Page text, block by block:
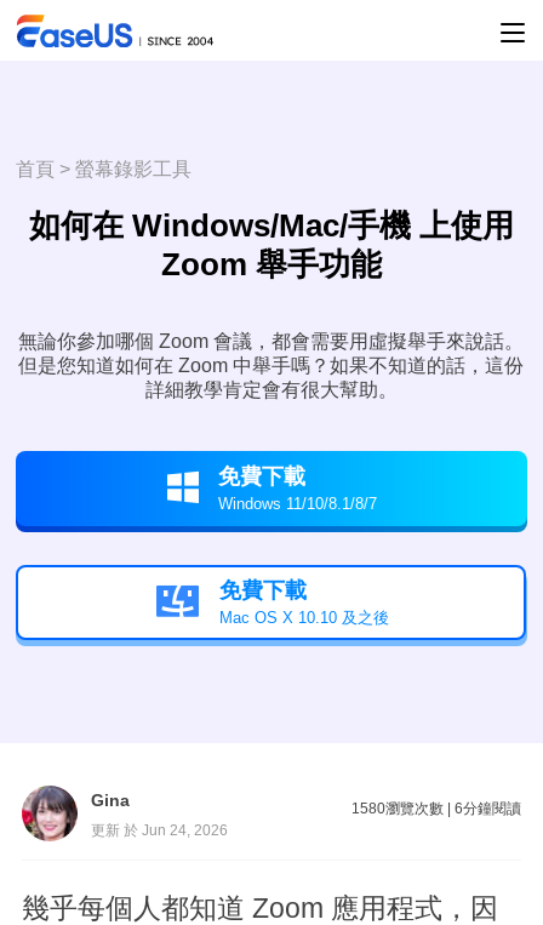
首頁 >螢幕錄影工具
如何在 Windows/Mac/手機 上使用
Zoom 舉手功能
無論你參加哪個 Zoom 會議，都會需要用虛擬舉手來說話。
但是您知道如何在 Zoom 中舉手嗎？如果不知道的話，這份
詳細教學肯定會有很大幫助。
 免費下載
Windows 11/10/8.1/8/7
 免費下載
Mac OS X 10.10 及之後
Gina
更新 於 Jun 24, 2026
1580瀏覽次數 |6分鐘閱讀
幾乎每個人都知道 Zoom 應用程式，因